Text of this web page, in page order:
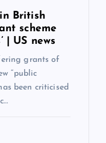
British
scheme
| US news
grants of
“public
been criticised